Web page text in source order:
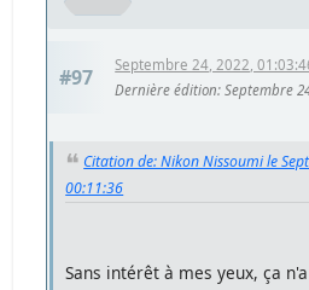
#97
Septembre 24, 2022,
Dernière édition: Septembre
Citation de: Nikon Nissoumi le
00:11:36
Sans intérêt à mes yeux, ça